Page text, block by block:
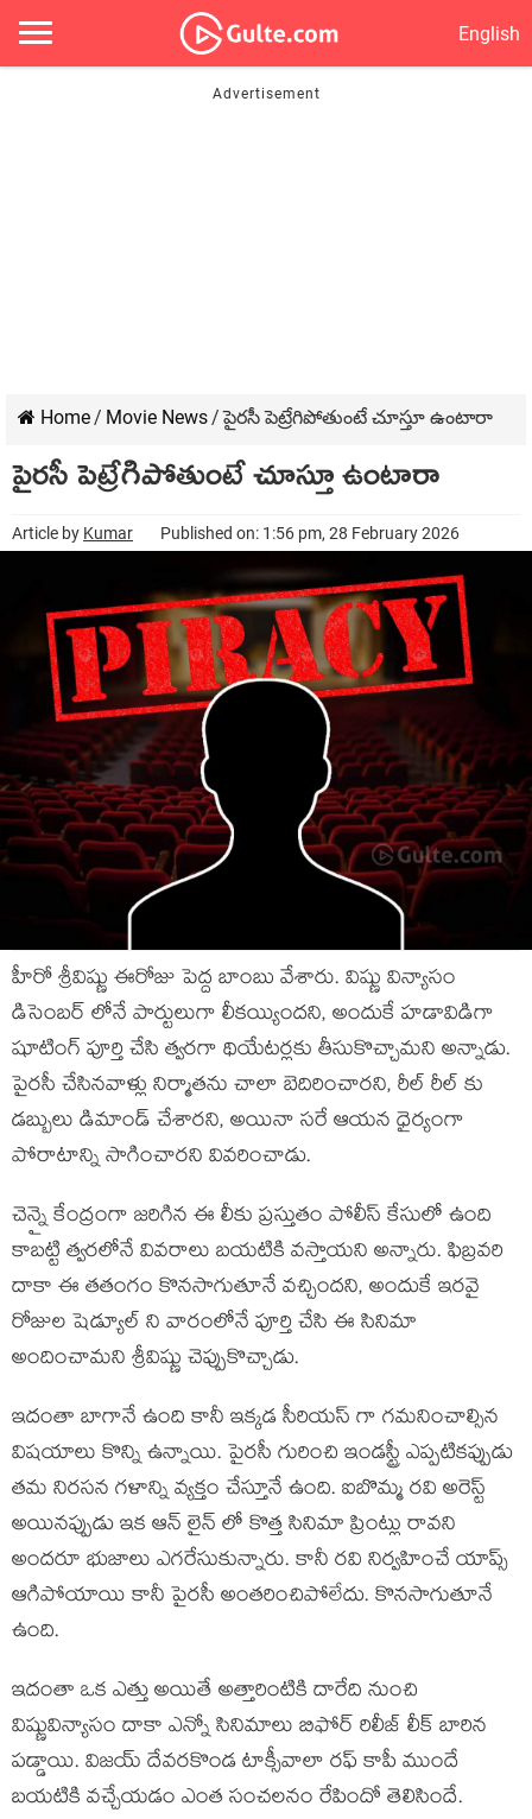
English
Home/ Movie News/ పైరసీ పెట్రేగిపోతుంటే చూస్తూ ఉంటారా
పైరసీ పెట్రేగిపోతుంటే చూస్తూ ఉంటారా
Article by Kumar Published on: 1:56 pm, 28 February 2026
హీరో శ్రీవిష్ణు ఈరోజు పెద్ద బాంబు వేశారు. విష్ణు విన్యాసం
డిసెంబర్ లోనే పార్టులుగా లీకయ్యిందని, అందుకే హడావిడిగా
షూటింగ్ పూర్తి చేసి త్వరగా థియేటర్లకు తీసుకొచ్చామని అన్నాడు.
పైరసీ చేసినవాళ్లు నిర్మాతను చాలా బెదిరించారని, రీల్ రీల్ కు
డబ్బులు డిమాండ్ చేశారని, అయినా సరే ఆయన ధైర్యంగా
పోరాటాన్ని సాగించారని వివరించాడు.
చెన్నై కేంద్రంగా జరిగిన ఈ లీకు ప్రస్తుతం పోలీస్ కేసులో ఉంది
కాబట్టి త్వరలోనే వివరాలు బయటికి వస్తాయని అన్నారు. ఫిబ్రవరి
దాకా ఈ తతంగం కొనసాగుతూనే వచ్చిందని, అందుకే ఇరవై
రోజుల షెడ్యూల్ ని వారంలోనే పూర్తి చేసి ఈ సినిమా
అందించామని శ్రీవిష్ణు చెప్పుకొచ్చాడు.
ఇదంతా బాగానే ఉంది కానీ ఇక్కడ సీరియస్ గా గమనించాల్సిన
విషయాలు కొన్ని ఉన్నాయి. పైరసీ గురించి ఇండస్ట్రీ ఎప్పటికప్పుడు
తమ నిరసన గళాన్ని వ్యక్తం చేస్తూనే ఉంది. ఐబొమ్మ రవి అరెస్ట్
అయినప్పుడు ఇక ఆన్ లైన్ లో కొత్త సినిమా ప్రింట్లు రావని
అందరూ భుజాలు ఎగరేసుకున్నారు. కానీ రవి నిర్వహించే యాప్స్
ఆగిపోయాయి కానీ పైరసీ అంతరించిపోలేదు. కొనసాగుతూనే
ఉంది.
ఇదంతా ఒక ఎత్తు అయితే అత్తారింటికి దారేది నుంచి
విష్ణువిన్యాసం దాకా ఎన్నో సినిమాలు బిఫోర్ రిలీజ్ లీక్ బారిన
పడ్డాయి. విజయ్ దేవరకొండ టాక్సీవాలా రఫ్ కాపీ ముందే
బయటికి వచ్చేయడం ఎంత సంచలనం రేపిందో తెలిసిందే.